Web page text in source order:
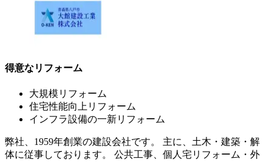
得意なリフォーム
大規模リフォーム
住宅性能向上リフォーム
インフラ設備の一新リフォーム
弊社、1959年創業の建設会社です。 主に、土木・建築・解
体に従事しております。 公共工事、個人宅リフォーム・外